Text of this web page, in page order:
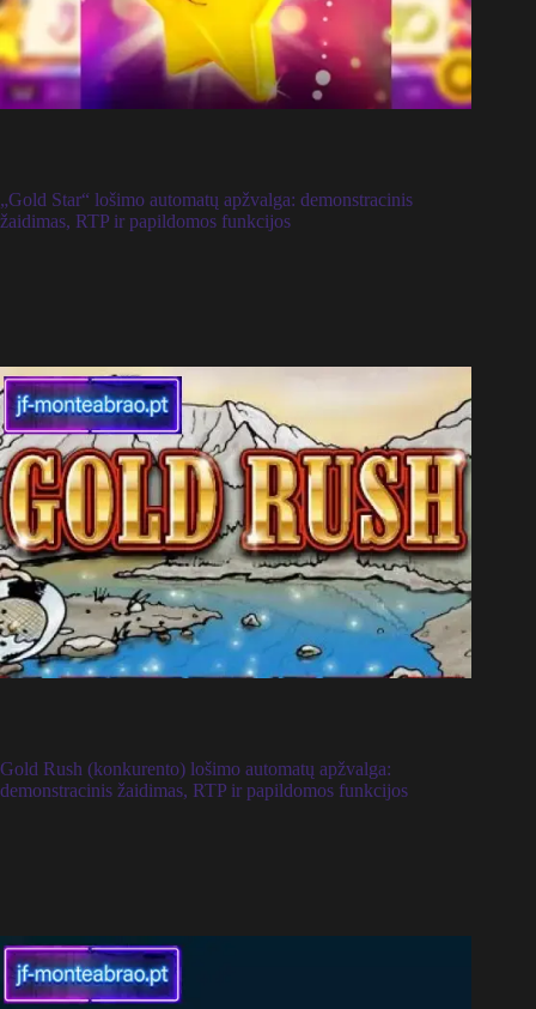
„Gold Star“ lošimo automatų apžvalga: demonstracinis
žaidimas, RTP ir papildomos funkcijos
Gold Rush (konkurento) lošimo automatų apžvalga:
demonstracinis žaidimas, RTP ir papildomos funkcijos